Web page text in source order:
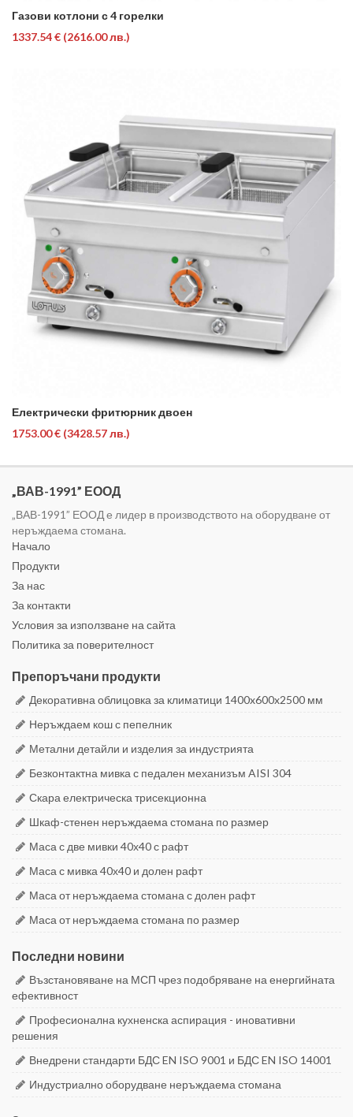
Газови котлони с 4 горелки
1337.54 € (2616.00 лв.)
Електрически фритюрник двоен
1753.00 € (3428.57 лв.)
„ВАВ-1991” ЕООД
„ВАВ-1991” ЕООД е лидер в производството на оборудване от
неръждаема стомана.
Начало
Продукти
За нас
За контакти
Условия за използване на сайта
Политика за поверителност
Препоръчани продукти
Декоративна облицовка за климатици 1400x600x2500 мм
Неръждаем кош с пепелник
Метални детайли и изделия за индустрията
Безконтактна мивка с педален механизъм AISI 304
Скара електрическа трисекционна
Шкаф-стенен неръждаема стомана по размер
Маса с две мивки 40х40 с рафт
Маса с мивка 40х40 и долен рафт
Маса от неръждаема стомана с долен рафт
Маса от неръждаема стомана по размер
Последни новини
Възстановяване на МСП чрез подобряване на енергийната
ефективност
Професионална кухненска аспирация - иновативни
решения
Внедрени стандарти БДС EN ISO 9001 и БДС EN ISO 14001
Индустриално оборудване неръждаема стомана